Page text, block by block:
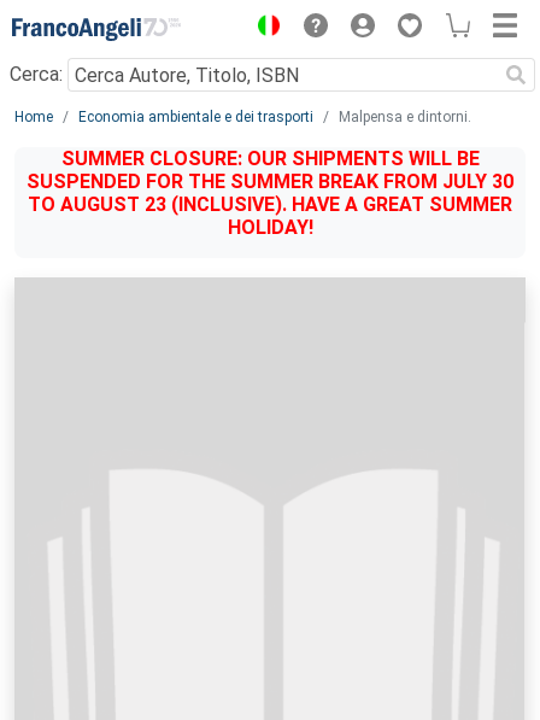
Menu
Cerca:
Main content
Home Economia ambientale e dei trasporti Malpensa e dintorni.
SUMMER CLOSURE: OUR SHIPMENTS WILL BE
SUSPENDED FOR THE SUMMER BREAK FROM JULY 30
TO AUGUST 23 (INCLUSIVE). HAVE A GREAT SUMMER
HOLIDAY!